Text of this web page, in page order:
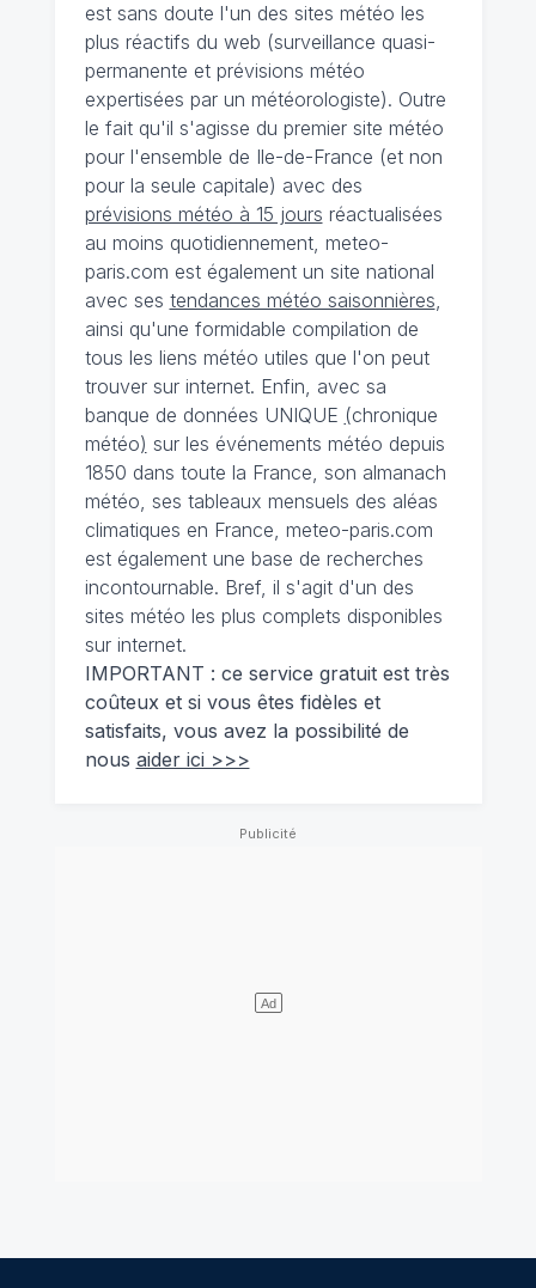
est sans doute l'un des sites météo les
plus réactifs du web (surveillance quasi-
permanente et prévisions météo
expertisées par un météorologiste). Outre
le fait qu'il s'agisse du premier site météo
pour l'ensemble de Ile-de-France (et non
pour la seule capitale) avec des
prévisions météo à 15 jours réactualisées
au moins quotidiennement, meteo-
paris.com est également un site national
avec ses tendances météo saisonnières,
ainsi qu'une formidable compilation de
tous les liens météo utiles que l'on peut
trouver sur internet. Enfin, avec sa
banque de données UNIQUE (chronique
météo) sur les événements météo depuis
1850 dans toute la France, son almanach
météo, ses tableaux mensuels des aléas
climatiques en France, meteo-paris.com
est également une base de recherches
incontournable. Bref, il s'agit d'un des
sites météo les plus complets disponibles
sur internet.
IMPORTANT : ce service gratuit est très
coûteux et si vous êtes fidèles et
satisfaits, vous avez la possibilité de
nous aider ici >>>